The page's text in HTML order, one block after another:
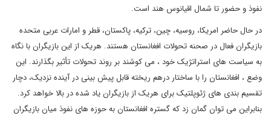
نفوذ و حضور تا شمال اقیانوس هند است.
در حال حاضر امریکا، روسیه، چین، ترکیه، پاکستان، قطر و امارات عربی متحده
بازیگران فعال در صحنه تحولات افغانستان هستند. هریک از این بازیگران با نگاه
به سیاست های استراتژیک خود ، می کوشند بر روند تحولات تأثیر بگذارند. این
وضع ، افغانستان را با ساختار درهم ریخته قابل پیش بینی در آینده نزدیک، دچار
تقسیم بندی های ژئوپلتیک برای هریک از بازیگران یاد شده در بالا خواهد کرد.
بنابراین می توان گمان زد که گستره افغانستان به حوزه های نفوذ میان بازیگران